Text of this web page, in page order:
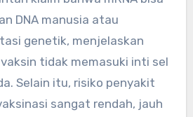
DNA manusia atau
genetik, menjelaskan
tidak memasuki inti sel
Selain itu, risiko penyakit
sangat rendah, jauh